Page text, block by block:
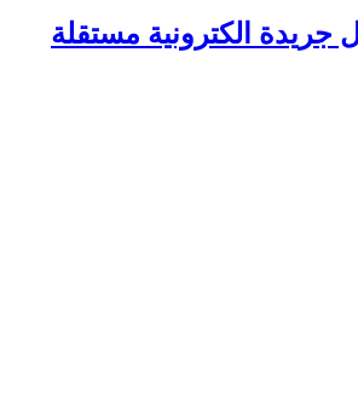
الكترونية مستقلة